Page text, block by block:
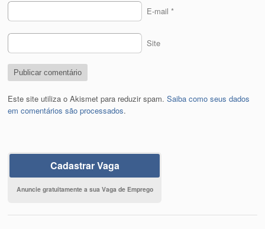
E-mail *
Site
Este site utiliza o Akismet para reduzir spam.Saiba como seus dados
em comentários são processados.
Cadastrar Vaga
Anuncie gratuitamente a sua Vaga de Emprego